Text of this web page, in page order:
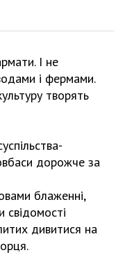
І не
і фермами.
творять
дорожче за
блаженні,
свідомості
дивитися на